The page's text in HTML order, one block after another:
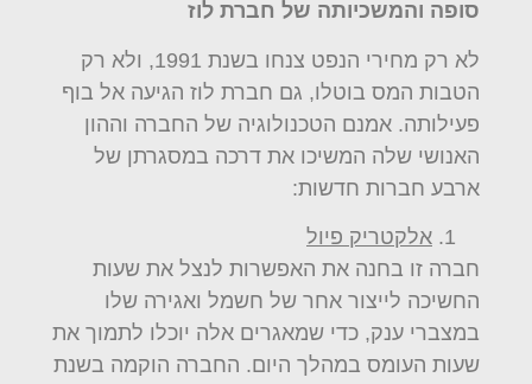
סופה והמשכיותה של חברת לוז
לא רק מחירי הנפט צנחו בשנת 1991, ולא רק
הטבות המס בוטלו, גם חברת לוז הגיעה אל בוף
פעילותה. אמנם הטכנולוגיה של החברה וההון
האנושי שלה המשיכו את דרכה במסגרתן של
ארבע חברות חדשות:
אלקטריק פיול
חברה זו בחנה את האפשרות לנצל את שעות
החשיכה לייצור אחר של חשמל ואגירה שלו
במצברי ענק, כדי שמאגרים אלה יוכלו לתמוך את
שעות העומס במהלך היום. החברה הוקמה בשנת